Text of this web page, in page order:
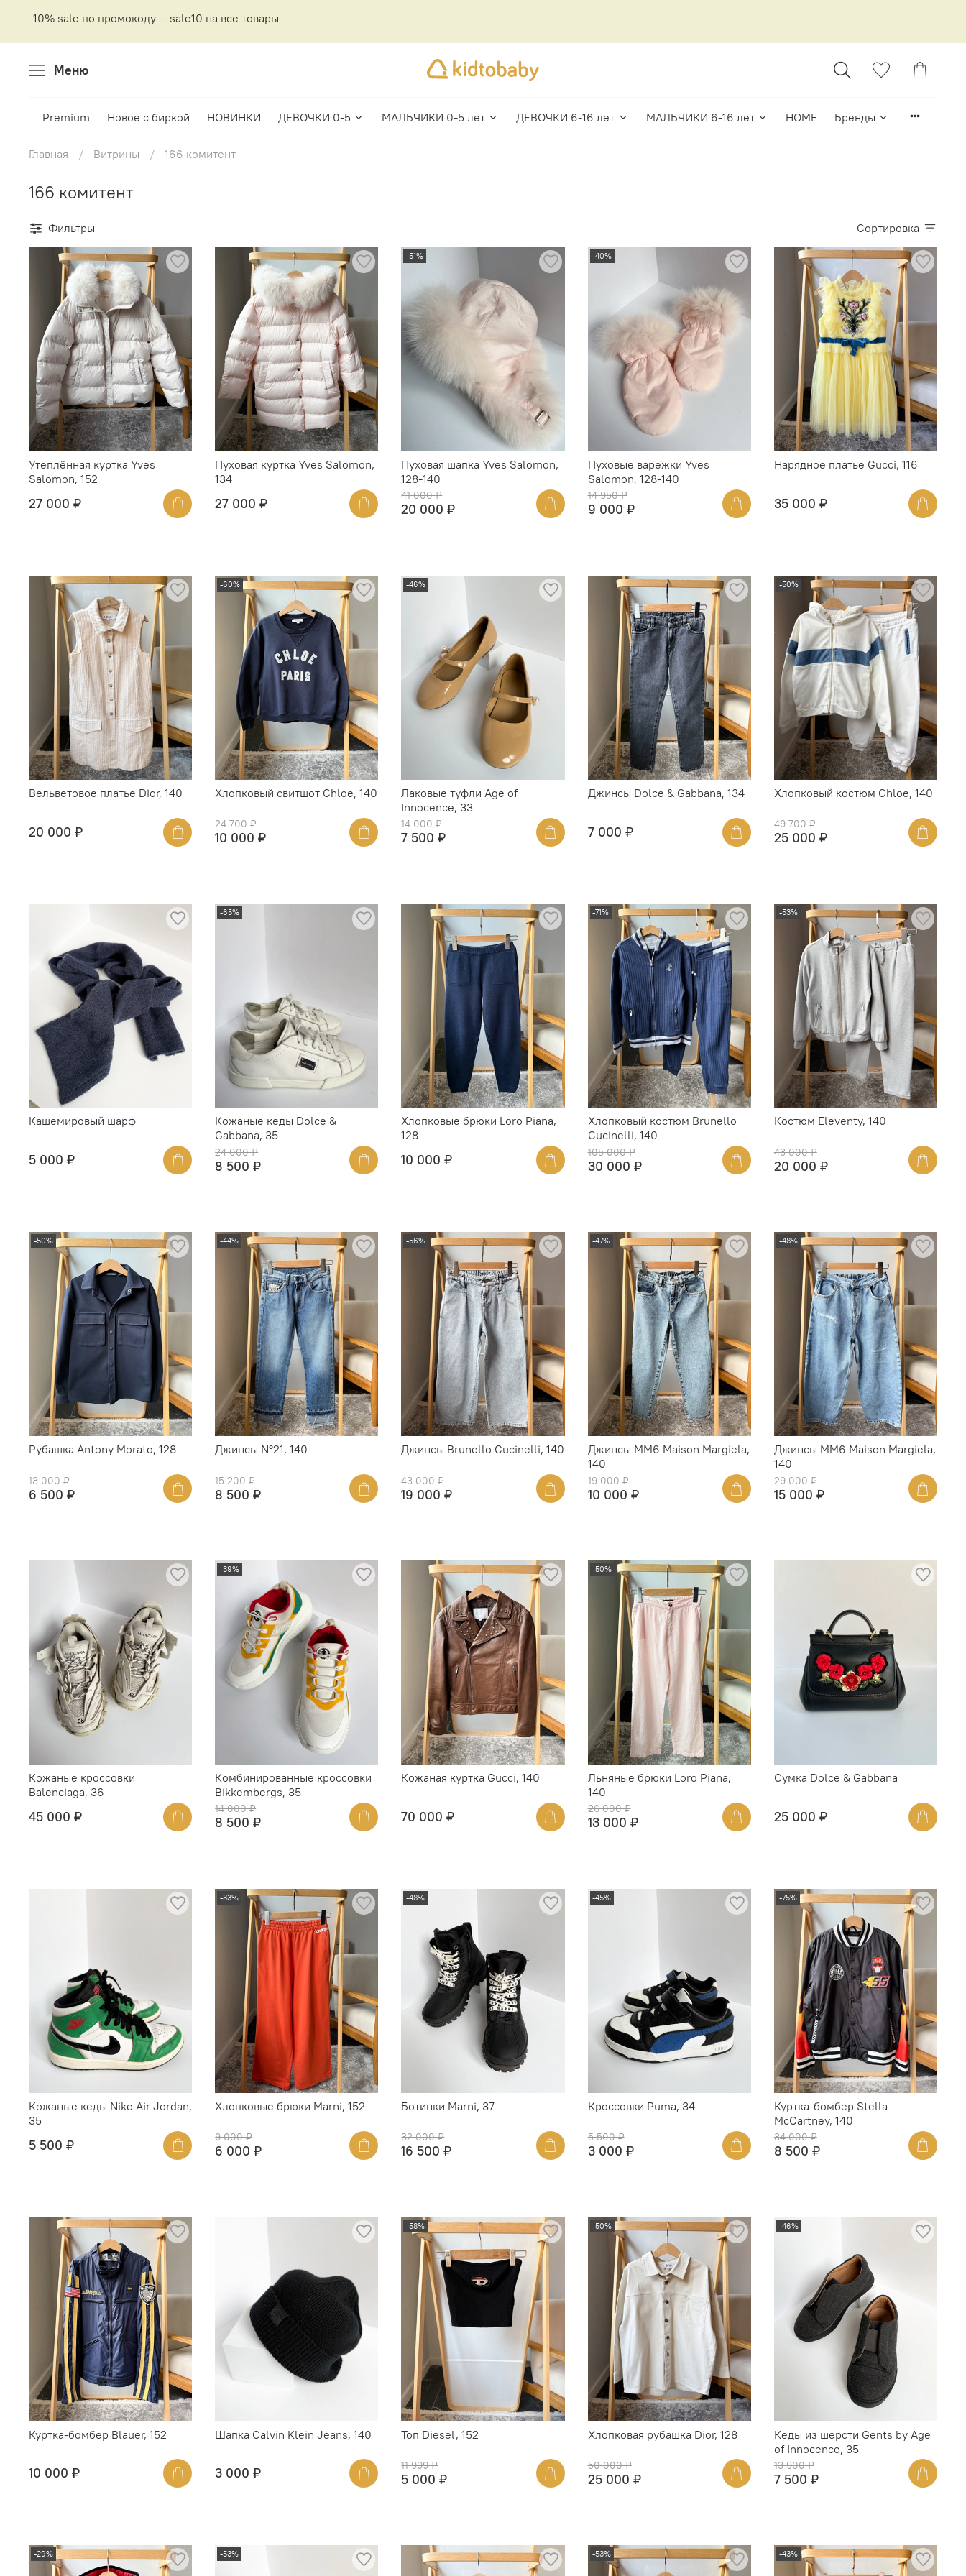
-10% sale по промокоду — sale10 на все товары
Меню
Premium Новое с биркой НОВИНКИ ДЕВОЧКИ 0-5 МАЛЬЧИКИ 0-5 лет ДЕВОЧКИ 6-16 лет МАЛЬЧИКИ 6-16 лет HOME Бренды
Главная Витрины 166 комитент
166 комитент
Фильтры Сортировка
Утеплённая куртка Yves
Salomon, 152
27 000 ₽
Пуховая куртка Yves Salomon,
134
27 000 ₽
-51%
Пуховая шапка Yves Salomon,
128-140
41 000 ₽
20 000 ₽
-40%
Пуховые варежки Yves
Salomon, 128-140
14 950 ₽
9 000 ₽
Нарядное платье Gucci, 116
35 000 ₽
Вельветовое платье Dior, 140
20 000 ₽
-60%
Хлопковый свитшот Chloe, 140
24 700 ₽
10 000 ₽
-46%
Лаковые туфли Age of
Innocence, 33
14 000 ₽
7 500 ₽
Джинсы Dolce & Gabbana, 134
7 000 ₽
-50%
Хлопковый костюм Chloe, 140
49 700 ₽
25 000 ₽
Кашемировый шарф
5 000 ₽
-65%
Кожаные кеды Dolce &
Gabbana, 35
24 000 ₽
8 500 ₽
Хлопковые брюки Loro Piana,
128
10 000 ₽
-71%
Хлопковый костюм Brunello
Cucinelli, 140
105 000 ₽
30 000 ₽
-53%
Костюм Eleventy, 140
43 000 ₽
20 000 ₽
-50%
Рубашка Antony Morato, 128
13 000 ₽
6 500 ₽
-44%
Джинсы №21, 140
15 200 ₽
8 500 ₽
-56%
Джинсы Brunello Cucinelli, 140
43 000 ₽
19 000 ₽
-47%
Джинсы MM6 Maison Margiela,
140
19 000 ₽
10 000 ₽
-48%
Джинсы MM6 Maison Margiela,
140
29 000 ₽
15 000 ₽
Кожаные кроссовки
Balenciaga, 36
45 000 ₽
-39%
Комбинированные кроссовки
Bikkembergs, 35
14 000 ₽
8 500 ₽
Кожаная куртка Gucci, 140
70 000 ₽
-50%
Льняные брюки Loro Piana,
140
26 000 ₽
13 000 ₽
Сумка Dolce & Gabbana
25 000 ₽
Кожаные кеды Nike Air Jordan,
35
5 500 ₽
-33%
Хлопковые брюки Marni, 152
9 000 ₽
6 000 ₽
-48%
Ботинки Marni, 37
32 000 ₽
16 500 ₽
-45%
Кроссовки Puma, 34
5 500 ₽
3 000 ₽
-75%
Куртка-бомбер Stella
McCartney, 140
34 000 ₽
8 500 ₽
Куртка-бомбер Blauer, 152
10 000 ₽
Шапка Calvin Klein Jeans, 140
3 000 ₽
-58%
Топ Diesel, 152
11 999 ₽
5 000 ₽
-50%
Хлопковая рубашка Dior, 128
50 000 ₽
25 000 ₽
-46%
Кеды из шерсти Gents by Age
of Innocence, 35
13 900 ₽
7 500 ₽
-29% -53% -53% -43%